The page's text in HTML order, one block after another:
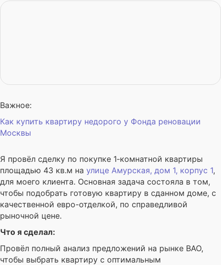
Важное:
Как купить квартиру недорого у Фонда реновации
Москвы
Я провёл сделку по покупке 1‑комнатной квартиры
площадью 43 кв.м на улице Амурская, дом 1, корпус 1,
для моего клиента. Основная задача состояла в том,
чтобы подобрать готовую квартиру в сданном доме, с
качественной евро-отделкой, по справедливой
рыночной цене.
Что я сделал:
Провёл полный анализ предложений на рынке ВАО,
чтобы выбрать квартиру с оптимальным